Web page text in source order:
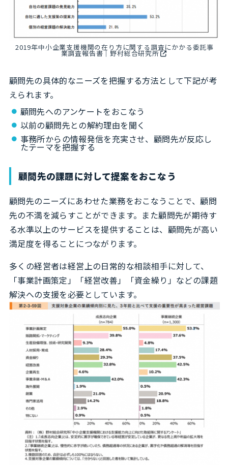
2019年中小企業支援機関の在り方に関する調査にかかる委託事
業調査報告書｜野村総合研究所
顧問先の具体的なニーズを把握する方法として下記が考
えられます。
顧問先へのアンケートをおこなう
以前の顧問先との解約理由を聞く
事務所からの情報発信を充実させ、顧問先が反応し
たテーマを把握する
顧問先の課題に対して提案をおこなう
顧問先のニーズにあわせた業務をおこなうことで、顧問
先の不満を減らすことができます。また顧問先が期待す
る水準以上のサービスを提供することは、顧問先が高い
満足度を得ることにつながります。
多くの経営者は経営上の日常的な相談相手に対して、
「事業計画策定」「経営改善」「資金繰り」などの課題
解決への支援を必要としています。